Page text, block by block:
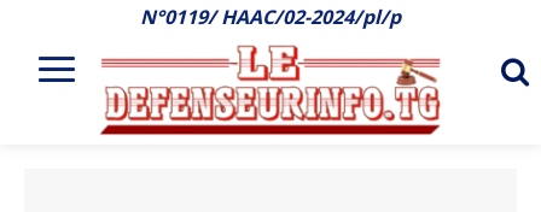
N°0119/ HAAC/02-2024/pl/p